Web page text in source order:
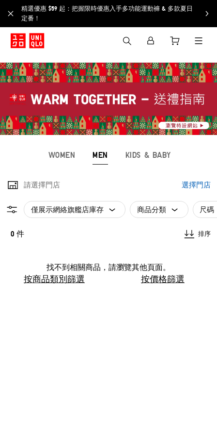
精選優惠 $59 起：把握限時優惠入手多功能運動褲 & 多款夏日
定番！​
WOMEN MEN KIDS & BABY
請選擇門店 選擇門店
僅展示網絡旗艦店庫存 商品分類 尺碼
0 件 排序
找不到相關商品，請瀏覽其他頁面。
按商品類別篩選 按價格篩選